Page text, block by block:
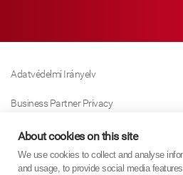
Adatvédelmi Irányelv
Business Partner Privacy
Sütikre Vonatkozó Irányelv
Modern Slavery Act Policy
About cookies on this site
We use cookies to collect and analyse
and usage, to provide social media